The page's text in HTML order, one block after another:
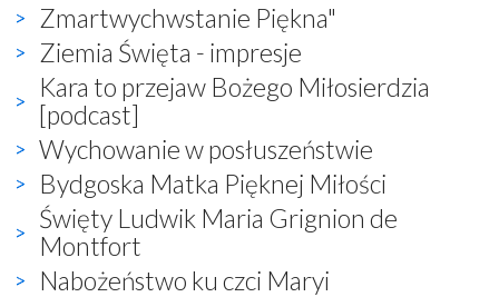
Zmartwychwstanie Piękna"
Ziemia Święta - impresje
Kara to przejaw Bożego Miłosierdzia
[podcast]
Wychowanie w posłuszeństwie
Bydgoska Matka Pięknej Miłości
Święty Ludwik Maria Grignion de
Montfort
Nabożeństwo ku czci Maryi